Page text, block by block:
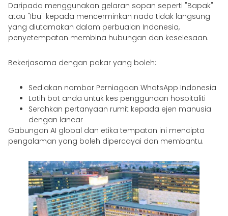
Daripada menggunakan gelaran sopan seperti "Bapak"
atau "Ibu" kepada mencerminkan nada tidak langsung
yang diutamakan dalam perbualan Indonesia,
penyetempatan membina hubungan dan keselesaan.
Bekerjasama dengan pakar yang boleh:
Sediakan nombor Perniagaan WhatsApp Indonesia
Latih bot anda untuk kes penggunaan hospitaliti
Serahkan pertanyaan rumit kepada ejen manusia
dengan lancar
Gabungan AI global dan etika tempatan ini mencipta
pengalaman yang boleh dipercayai dan membantu.